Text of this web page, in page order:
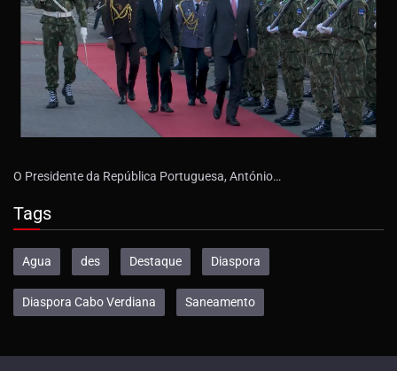
O Presidente da República Portuguesa, António…
Tags
Agua des Destaque Diaspora
Diaspora Cabo Verdiana Saneamento